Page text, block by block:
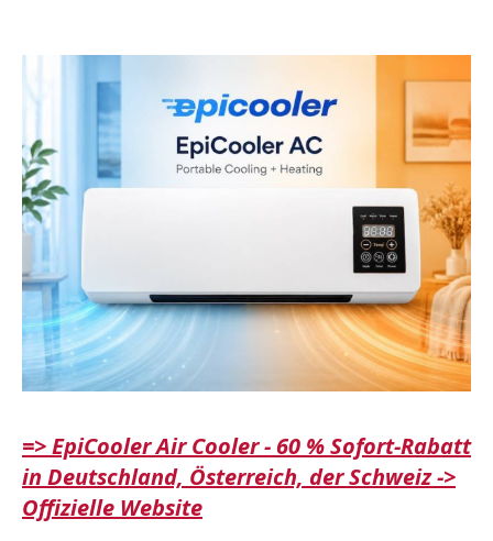
=> EpiCooler Air Cooler - 60 % Sofort-Rabatt
in Deutschland, Österreich, der Schweiz ->
Offizielle Website